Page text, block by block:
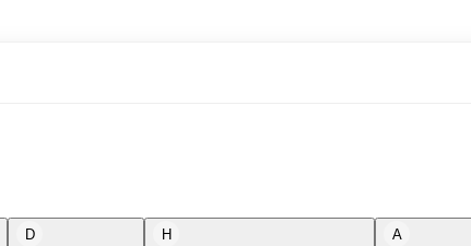
D
H
A